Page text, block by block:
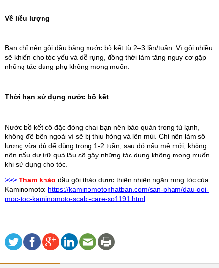
Về liều lượng
Bạn chỉ nên gội đầu bằng nước bồ kết từ 2–3 lần/tuần. Vì gội nhiều
sẽ khiến cho tóc yếu và dễ rụng, đồng thời làm tăng nguy cơ gặp
những tác dụng phụ không mong muốn.
Thời hạn sử dụng nước bồ kết
Nước bồ kết cô đặc đóng chai bạn nên bảo quản trong tủ lạnh,
không để bên ngoài vì sẽ bị thiu hỏng và lên mùi. Chỉ nên làm số
lượng vừa đủ để dùng trong 1-2 tuần, sau đó nấu mẻ mới, không
nên nấu dự trữ quá lâu sẽ gây những tác dụng không mong muốn
khi sử dụng cho tóc.
>>> Tham khảo dầu gội thảo dược thiên nhiên ngăn rụng tóc của
Kaminomoto: https://kaminomotonhatban.com/san-pham/dau-goi-
moc-toc-kaminomoto-scalp-care-sp1191.html